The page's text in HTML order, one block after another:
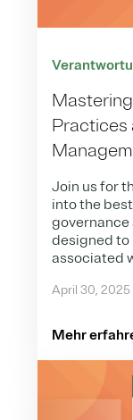
Practices
Join us for
into the
designed to
associated
April 30, 2025
Mehr